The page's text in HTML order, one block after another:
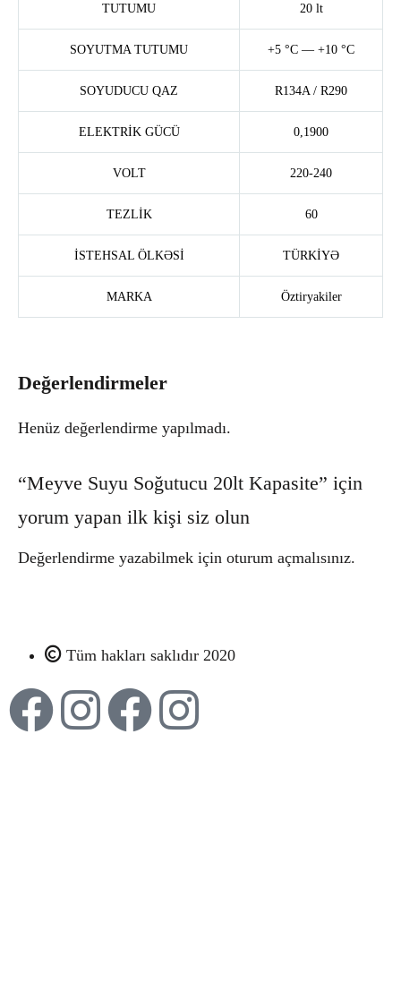
TUTUMU 20 lt
SOYUTMA TUTUMU +5 °C — +10 °C
SOYUDUCU QAZ R134A / R290
ELEKTRİK GÜCÜ 0,1900
VOLT 220-240
TEZLİK 60
İSTEHSAL ÖLKƏSİ TÜRKİYƏ
MARKA Öztiryakiler
Değerlendirmeler
Henüz değerlendirme yapılmadı.
“Meyve Suyu Soğutucu 20lt Kapasite” için
yorum yapan ilk kişi siz olun
Değerlendirme yazabilmek için oturum açmalısınız.
Tüm hakları saklıdır 2020